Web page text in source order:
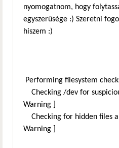
nyomogatnom, hogy
egyszerűsége :) Szeretni
hiszem :)
Performing filesystem
Checking /dev for
Warning ]
Checking for hidden
Warning ]